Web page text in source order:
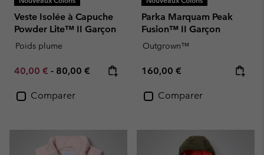
Veste Isolée à Capuche
Powder Lite™ II Garçon
Poids plume
Minimum sale price:
40,00 € - Maximum price:
80,00 €
Comparer
Parka Marquam Peak
Fusion™ II Garçon
Outgrown™
Regular price:
160,00 €
Comparer